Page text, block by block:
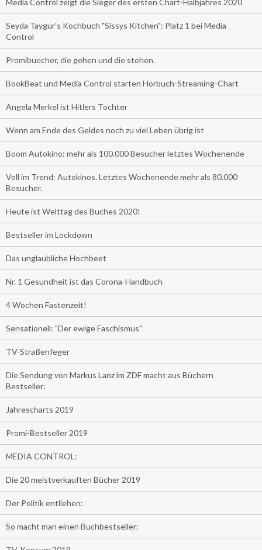
Media Control zeigt die Sieger des ersten Chart-Halbjahres 2020
Seyda Taygur's Kochbuch "Sissys Kitchen": Platz 1 bei Media
Control
Promibuecher, die gehen und die stehen.
BookBeat und Media Control starten Hörbuch-Streaming-Chart
Angela Merkel ist Hitlers Tochter
Wenn am Ende des Geldes noch zu viel Leben übrig ist
Boom Autokino: mehr als 100.000 Besucher letztes Wochenende
Voll im Trend: Autokinos. Letztes Wochenende mehr als 80.000
Besucher.
Heute ist Welttag des Buches 2020!
Bestseller im Lockdown
Das unglaubliche Hochbeet
Nr. 1 Gesundheit ist das Corona-Handbuch
4 Wochen Fastenzeit!
Sensationell: "Der ewige Faschismus"
TV-Straßenfeger
Die Sendung von Markus Lanz im ZDF macht aus Büchern
Bestseller:
Jahrescharts 2019
Promi-Bestseller 2019
MEDIA CONTROL:
Die 20 meistverkauften Bücher 2019
Der Politik entliehen:
So macht man einen Buchbestseller: